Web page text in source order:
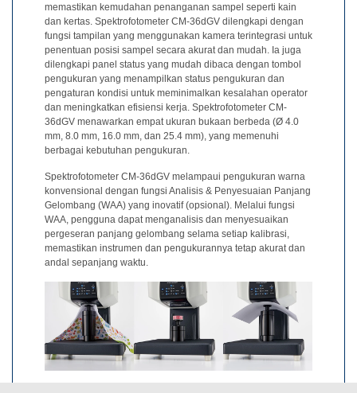
Pengukuran
Cahaya
Kasus
Sesuai
Permintaan
Poster
Glosarium
Tentang
memastikan kemudahan penanganan sampel seperti kain
dan kertas. Spektrofotometer CM-36dGV dilengkapi dengan
fungsi tampilan yang menggunakan kamera terintegrasi untuk
penentuan posisi sampel secara akurat dan mudah. Ia juga
dilengkapi panel status yang mudah dibaca dengan tombol
pengukuran yang menampilkan status pengukuran dan
pengaturan kondisi untuk meminimalkan kesalahan operator
dan meningkatkan efisiensi kerja. Spektrofotometer CM-
36dGV menawarkan empat ukuran bukaan berbeda (Ø 4.0
mm, 8.0 mm, 16.0 mm, dan 25.4 mm), yang memenuhi
berbagai kebutuhan pengukuran.
Spektrofotometer CM-36dGV melampaui pengukuran warna
konvensional dengan fungsi Analisis & Penyesuaian Panjang
Gelombang (WAA) yang inovatif (opsional). Melalui fungsi
WAA, pengguna dapat menganalisis dan menyesuaikan
pergeseran panjang gelombang selama setiap kalibrasi,
memastikan instrumen dan pengukurannya tetap akurat dan
andal sepanjang waktu.